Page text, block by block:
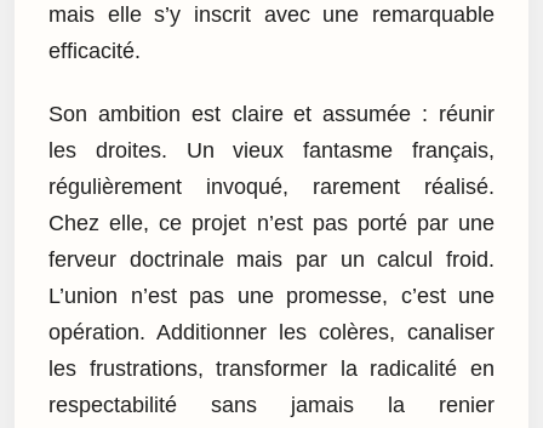
mais elle s’y inscrit avec une remarquable
efficacité.
Son ambition est claire et assumée : réunir
les droites. Un vieux fantasme français,
régulièrement invoqué, rarement réalisé.
Chez elle, ce projet n’est pas porté par une
ferveur doctrinale mais par un calcul froid.
L’union n’est pas une promesse, c’est une
opération. Additionner les colères, canaliser
les frustrations, transformer la radicalité en
respectabilité sans jamais la renier